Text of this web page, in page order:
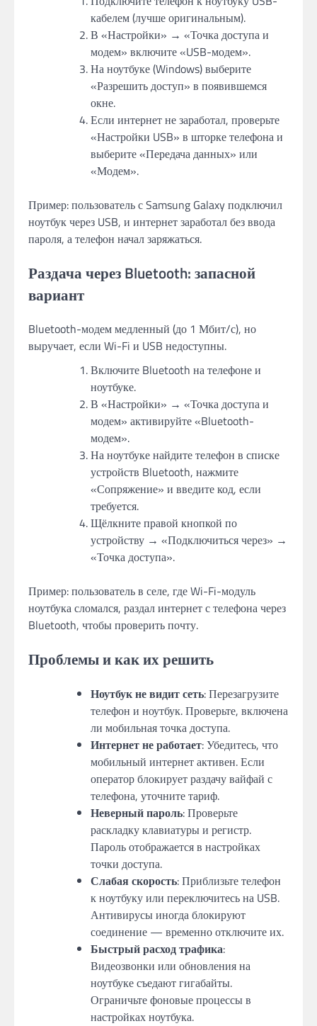
кабелем (лучше оригинальным).
В «Настройки» → «Точка доступа и
модем» включите «USB-модем».
На ноутбуке (Windows) выберите
«Разрешить доступ» в появившемся
окне.
Если интернет не заработал, проверьте
«Настройки USB» в шторке телефона и
выберите «Передача данных» или
«Модем».
Пример: пользователь с Samsung Galaxy подключил
ноутбук через USB, и интернет заработал без ввода
пароля, а телефон начал заряжаться.
Раздача через Bluetooth: запасной
вариант
Bluetooth-модем медленный (до 1 Мбит/с), но
выручает, если Wi-Fi и USB недоступны.
Включите Bluetooth на телефоне и
ноутбуке.
В «Настройки» → «Точка доступа и
модем» активируйте «Bluetooth-
модем».
На ноутбуке найдите телефон в списке
устройств Bluetooth, нажмите
«Сопряжение» и введите код, если
требуется.
Щёлкните правой кнопкой по
устройству → «Подключиться через» →
«Точка доступа».
Пример: пользователь в селе, где Wi-Fi-модуль
ноутбука сломался, раздал интернет с телефона через
Bluetooth, чтобы проверить почту.
Проблемы и как их решить
Ноутбук не видит сеть: Перезагрузите
телефон и ноутбук. Проверьте, включена
ли мобильная точка доступа.
Интернет не работает: Убедитесь, что
мобильный интернет активен. Если
оператор блокирует раздачу вайфай с
телефона, уточните тариф.
Неверный пароль: Проверьте
раскладку клавиатуры и регистр.
Пароль отображается в настройках
точки доступа.
Слабая скорость: Приблизьте телефон
к ноутбуку или переключитесь на USB.
Антивирусы иногда блокируют
соединение — временно отключите их.
Быстрый расход трафика:
Видеозвонки или обновления на
ноутбуке съедают гигабайты.
Ограничьте фоновые процессы в
настройках ноутбука.